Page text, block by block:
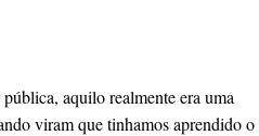
aquilo realmente era uma
viram que tinhamos aprendido o